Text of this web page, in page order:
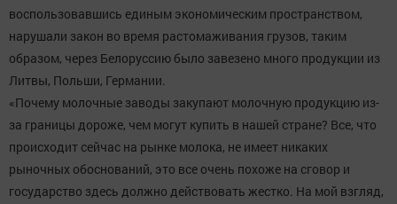
воспользовавшись единым экономическим пространством,
нарушали закон во время растомаживания грузов, таким
образом, через Белоруссию было завезено много продукции из
Литвы, Польши, Германии.
«Почему молочные заводы закупают молочную продукцию из-
за границы дороже, чем могут купить в нашей стране? Все, что
происходит сейчас на рынке молока, не имеет никаких
рыночных обоснований, это все очень похоже на сговор и
государство здесь должно действовать жестко. На мой взгляд,